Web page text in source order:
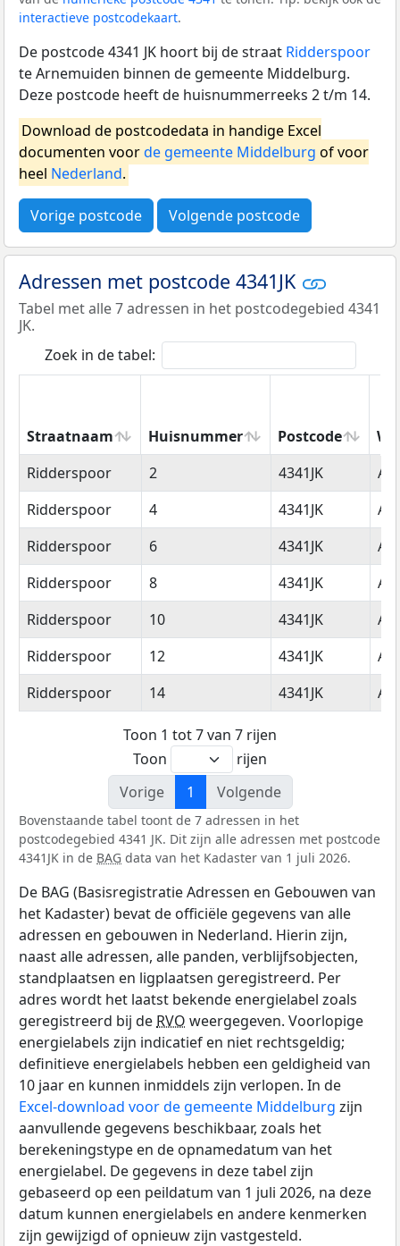
interactieve postcodekaart.
De postcode 4341 JK hoort bij de straat Ridderspoor
te Arnemuiden binnen de gemeente Middelburg.
Deze postcode heeft de huisnummerreeks 2 t/m 14.
Download de postcodedata in handige Excel
documenten voorde gemeente Middelburg of voor
heel Nederland.
Vorige postcode Volgende postcode
Adressen met postcode 4341JK
Tabel met alle 7 adressen in het postcodegebied 4341
JK.
Zoek in de tabel:
Straatnaam Huisnummer Postcode
Straatnaam
Huisnummer Postcode
Ridderspoor 2 4341JK
Ridderspoor
4 4341JK
Ridderspoor
6 4341JK
Ridderspoor
8 4341JK
Ridderspoor
10 4341JK
Ridderspoor
12 4341JK
Ridderspoor
14 4341JK
Toon 1 tot 7 van 7 rijen
Toon
rijen
Vorige
1 Volgende
Bovenstaande tabel toont de 7 adressen in het
postcodegebied 4341 JK. Dit zijn alle adressen met postcode
4341JK in de BAG data van het Kadaster van 1 juli 2026.
De BAG (Basisregistratie Adressen en Gebouwen van
het Kadaster) bevat de officiële gegevens van alle
adressen en gebouwen in Nederland. Hierin zijn,
naast alle adressen, alle panden, verblijfsobjecten,
standplaatsen en ligplaatsen geregistreerd. Per
adres wordt het laatst bekende energielabel zoals
geregistreerd bij de RVO weergegeven. Voorlopige
energielabels zijn indicatief en niet rechtsgeldig;
definitieve energielabels hebben een geldigheid van
10 jaar en kunnen inmiddels zijn verlopen. In de
Excel-download voor de gemeente Middelburg zijn
aanvullende gegevens beschikbaar, zoals het
berekeningstype en de opnamedatum van het
energielabel. De gegevens in deze tabel zijn
gebaseerd op een peildatum van 1 juli 2026, na deze
datum kunnen energielabels en andere kenmerken
zijn gewijzigd of opnieuw zijn vastgesteld.